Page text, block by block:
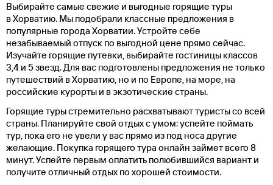
Выбирайте самые свежие и выгодные горящие туры
в Хорватию. Мы подобрали классные предложения в
популярные города Хорватии. Устройте себе
незабываемый отпуск по выгодной цене прямо сейчас.
Изучайте горящие путевки, выбирайте гостиницы классов
3,4 и 5 звезд. Для вас подготовлены предложения не только
путешествий в Хорватию, но и по Европе, на море, на
российские курорты и в экзотические страны.
Горящие туры стремительно расхватывают туристы со всей
страны. Планируйте свой отдых с умом: успейте поймать
тур, пока его не увели у вас прямо из под носа другие
желающие. Покупка горящего тура онлайн займет всего 8
минут. Успейте первым оплатить полюбившийся вариант и
получите отличный отдых по хорошей стоимости.